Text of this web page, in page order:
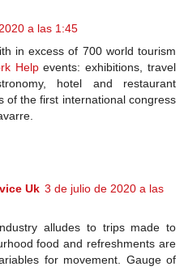
a las 1:45
in excess of 700 world tourism
Helpevents: exhibitions, travel
hotel and restaurant
of the first international congress
Uk 3 de julio de 2020 a las
alludes to trips made to
food and refreshments are
for movement. Gauge of